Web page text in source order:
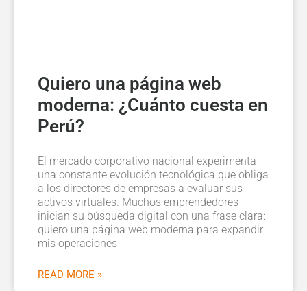
Quiero una página web
moderna: ¿Cuánto cuesta en
Perú?
El mercado corporativo nacional experimenta
una constante evolución tecnológica que obliga
a los directores de empresas a evaluar sus
activos virtuales. Muchos emprendedores
inician su búsqueda digital con una frase clara:
quiero una página web moderna para expandir
mis operaciones
READ MORE »